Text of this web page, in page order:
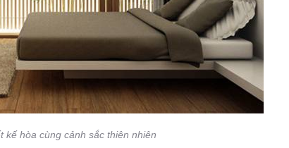
kế hòa cùng cảnh sắc thiên nhiên